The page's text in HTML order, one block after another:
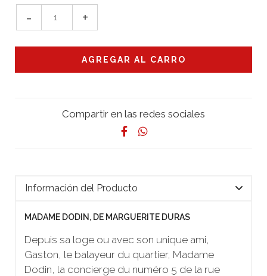
- +
Compartir en las redes sociales
Información del Producto
MADAME DODIN, DE MARGUERITE DURAS
Depuis sa loge ou avec son unique ami,
Gaston, le balayeur du quartier, Madame
Dodin, la concierge du numéro 5 de la rue